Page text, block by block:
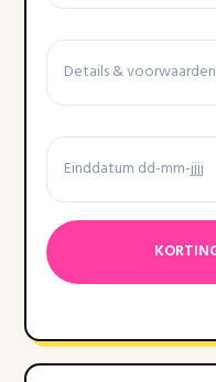
Details
voorwaarden
Einddatum
dash
MM
dash